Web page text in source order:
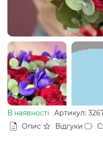
В наявності
Артикул:
Опис
Відгуки